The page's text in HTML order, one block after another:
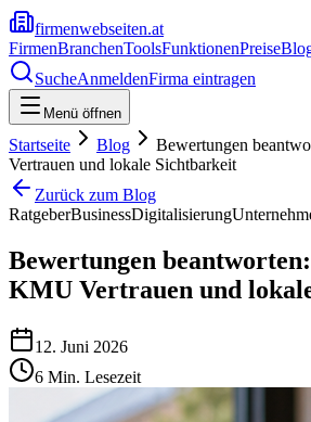
firmenwebseiten.at
FirmenBranchenToolsFunktionenPreise
SucheAnmeldenFirma eintragen
Menü öffnen
Startseite Blog
Bewertungen
Vertrauen und lokale Sichtbarkeit
Zurück zum Blog
RatgeberBusinessDigitalisierung
Bewertungen
KMU Vertrauen und
12. Juni 2026
6 Min. Lesezeit